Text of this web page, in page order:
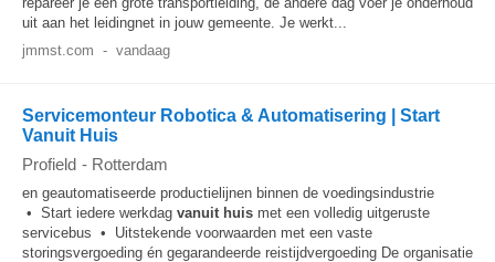
uit aan het leidingnet in jouw gemeente. Je werkt...
jmmst.com - vandaag
Servicemonteur Robotica & Automatisering | Start
Vanuit Huis
Profield - Rotterdam
en geautomatiseerde productielijnen binnen de voedingsindustrie
• Start iedere werkdag vanuit huis met een volledig uitgeruste
servicebus • Uitstekende voorwaarden met een vaste
storingsvergoeding én gegarandeerde reistijdvergoeding De organisatie